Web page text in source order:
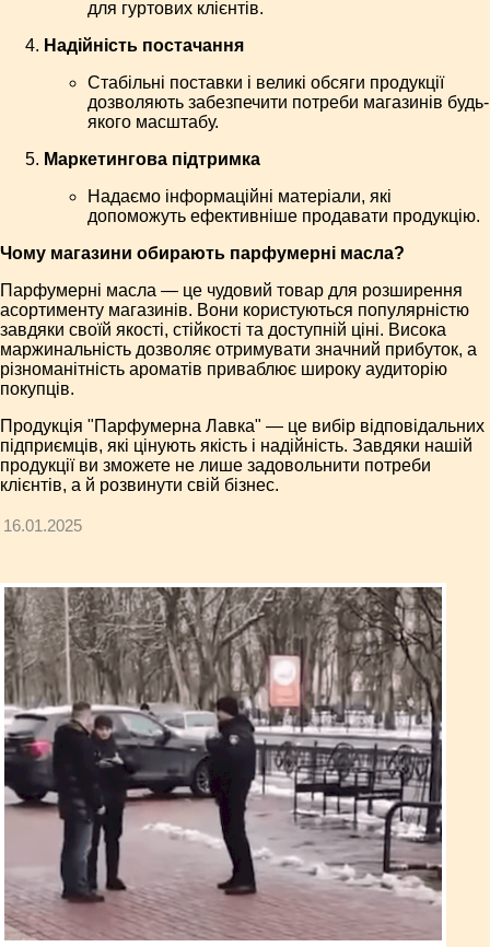
для гуртових клієнтів.
Надійність постачання
Стабільні поставки і великі обсяги продукції
дозволяють забезпечити потреби магазинів будь-
якого масштабу.
Маркетингова підтримка
Надаємо інформаційні матеріали, які
допоможуть ефективніше продавати продукцію.
Чому магазини обирають парфумерні масла?
Парфумерні масла — це чудовий товар для розширення
асортименту магазинів. Вони користуються популярністю
завдяки своїй якості, стійкості та доступній ціні. Висока
маржинальність дозволяє отримувати значний прибуток, а
різноманітність ароматів приваблює широку аудиторію
покупців.
Продукція "Парфумерна Лавка" — це вибір відповідальних
підприємців, які цінують якість і надійність. Завдяки нашій
продукції ви зможете не лише задовольнити потреби
клієнтів, а й розвинути свій бізнес.
16.01.2025